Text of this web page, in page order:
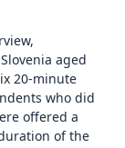
aged
20-minute
who did
offered a
of the